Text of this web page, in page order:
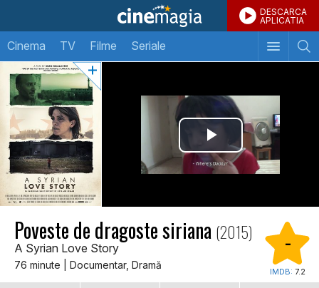
DESCARCA
APLICATIA
Cinema TV Filme Seriale
Poveste de dragoste siriana (2015)
A Syrian Love Story
76 minute | Documentar, Dramă
-
IMDB: 7.2